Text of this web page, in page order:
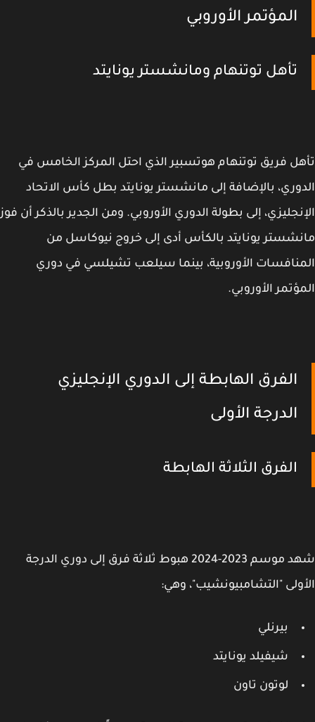
المؤتمر الأوروبي
تأهل توتنهام ومانشستر يونايتد
فريق توتنهام هوتسبير الذي احتل المركز الخامس في
بالإضافة إلى مانشستر يونايتد بطل كأس الاتحاد
إلى بطولة الدوري الأوروبي. ومن الجدير بالذكر أن فوز
يونايتد بالكأس أدى إلى خروج نيوكاسل من
الأوروبية، بينما سيلعب تشيلسي في دوري
الأوروبي.
الفرق الهابطة إلى الدوري الإنجليزي
الدرجة الأولى
الفرق الثلاثة الهابطة
شهد موسم 2023-2024 هبوط ثلاثة فرق إلى دوري الدرجة
"التشامبيونشيب"، وهي:
بيرنلي
شيفيلد يونايتد
لوتون تاون